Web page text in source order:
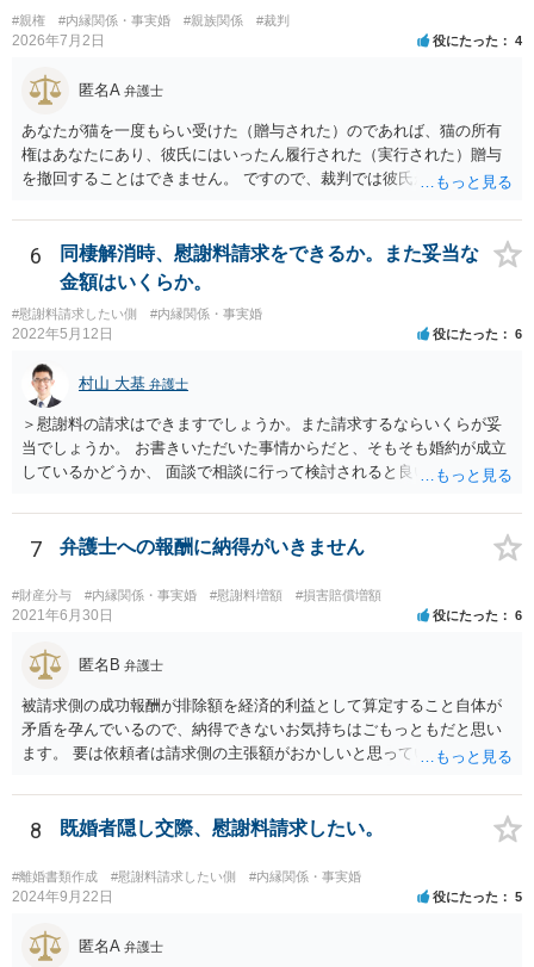
#親権 #内縁関係・事実婚 #親族関係 #裁判
2026年7月2日 役にたった 4
匿名A 弁護士
あなたが猫を一度もらい受けた（贈与された）のであれば、猫の所有
権はあなたにあり、彼氏にはいったん履行された（実行された）贈与
を撤回することはできません。 ですので、裁判では彼氏が勝つことは
の事情からははっきりしませんので、早めに弁護士に面談相談する方
がいいでしょう。 場合によっては弁護士名で通知等出してもらうほう
がいいかもしれません。
6
同棲解消時、慰謝料請求をできるか。また妥当な
金額はいくらか。
#慰謝料請求したい側 #内縁関係・事実婚
2022年5月12日 役にたった 6
村山 大基 弁護士
＞慰謝料の請求はできますでしょうか。また請求するならいくらが妥
当でしょうか。 お書きいただいた事情からだと、そもそも婚約が成立
しているかどうか、 面談で相談に行って検討されると良いと思いま
あるからです。 他方で、実際問題として同棲のために金銭的不利益が
生じているので、 厳密に婚約が成立しているかどうかは別として、話
す。 相手としても、裁判までして争って支払いゼロを目指すよりは、
一定額を支払って円満に解決したいと考える可能性はあります。
7 弁護士への報酬に納得がいきません
#財産分与 #内縁関係・事実婚 #慰謝料増額 #損害賠償増額
2021年6月30日 役にたった 6
匿名B 弁護士
被請求側の成功報酬が排除額を経済的利益として算定すること自体が
矛盾を孕んでいるので、納得できないお気持ちはごもっともだと思い
ます。 要は依頼者は請求側の主張額がおかしいと思っているからこそ
しておきながら、成功報酬の請求の段になるとその「おかしい」請求
側の主張額を基準にして排除額を経済的利益として成功報酬を算定す
るのは、二枚舌との誹りを受けても仕方がない面もあるように思いま
す。 ですので、被請求側の弁護士は、タイムチャージを併用したり、
対応継続月毎に報酬を受けたり、出廷日当で調整したり、できるだけ
いますが、そうなってくると弁護士に勝訴インセンティブが働きにく
8 既婚者隠し交際、慰謝料請求したい。
#離婚書類作成 #慰謝料請求したい側 #内縁関係・事実婚
2024年9月22日 役にたった 5
匿名A 弁護士